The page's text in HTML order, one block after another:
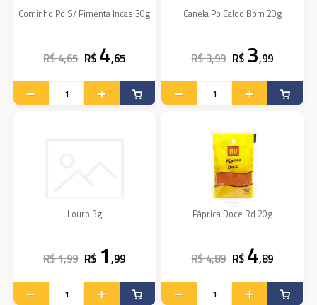
Cominho Po S/ Pimenta Incas 30g
R$ 4,65 R$ 4,65
Canela Po Caldo Bom 20g
R$ 3,99 R$ 3,99
Louro 3g
R$ 1,99 R$ 1,99
Páprica Doce Rd 20g
R$ 4,89 R$ 4,89